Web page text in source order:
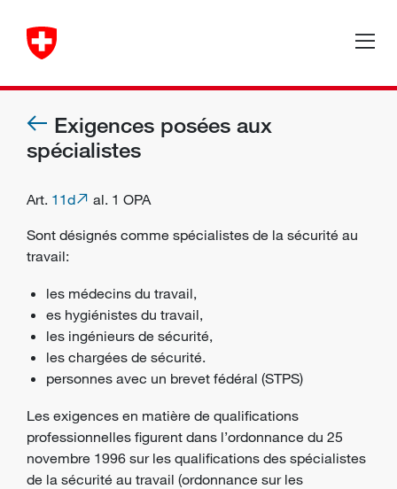
Exigences posées aux
spécialistes
Art. 11d
al. 1 OPA
Sont désignés comme spécialistes de la sécurité au
travail:
les médecins du travail,
es hygiénistes du travail,
les ingénieurs de sécurité,
les chargées de sécurité.
personnes avec un brevet fédéral (STPS)
Les exigences en matière de qualifications
professionnelles figurent dans l’ordonnance du 25
novembre 1996 sur les qualifications des spécialistes
de la sécurité au travail (ordonnance sur les